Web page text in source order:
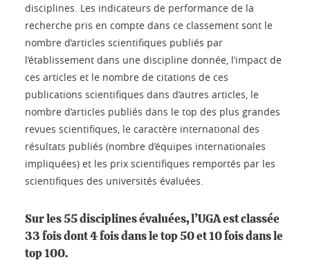
disciplines. Les indicateurs de performance de la
recherche pris en compte dans ce classement sont le
nombre d’articles scientifiques publiés par
l’établissement dans une discipline donnée, l’impact de
ces articles et le nombre de citations de ces
publications scientifiques dans d’autres articles, le
nombre d’articles publiés dans le top des plus grandes
revues scientifiques, le caractère international des
résultats publiés (nombre d’équipes internationales
impliquées) et les prix scientifiques remportés par les
scientifiques des universités évaluées.
Sur les 55 disciplines évaluées, l’UGA est classée
33 fois dont 4 fois dans le top 50 et 10 fois dans le
top 100.